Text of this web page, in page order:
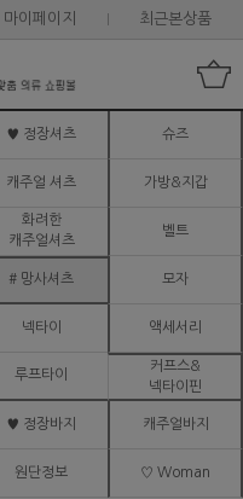
마이페이지 최근본상품
♥ 정장셔츠 슈즈
캐주얼 셔츠 가방&지갑
화려한
캐주얼셔츠
벨트
# 망사셔츠 모자
넥타이 액세서리
루프타이
커프스&
넥타이핀
♥ 정장바지 캐주얼바지
원단정보 ♡ Woman